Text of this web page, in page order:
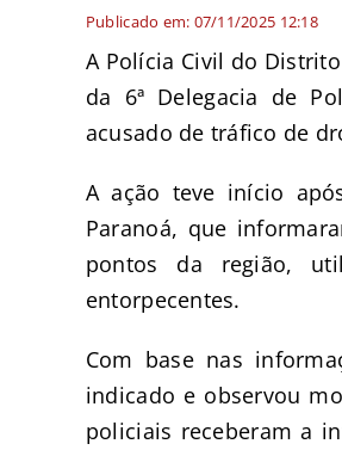
Publicado em: 07/11/2025 12:18
A Polícia Civil do Distrito
da 6ª Delegacia de
acusado de tráfico de
A ação teve início
Paranoá, que
pontos da região,
entorpecentes.
Com base nas
indicado e observou
policiais receberam a